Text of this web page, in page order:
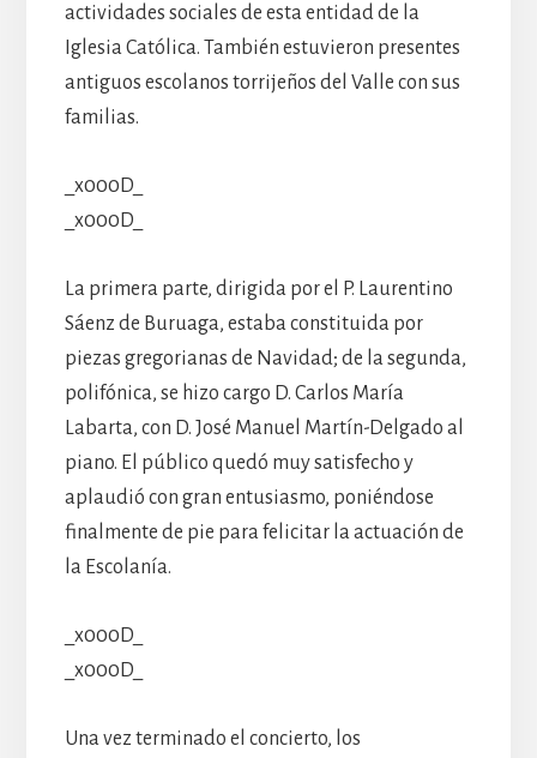
actividades sociales de esta entidad de la
Iglesia Católica. También estuvieron presentes
antiguos escolanos torrijeños del Valle con sus
familias.
_x000D_
_x000D_
La primera parte, dirigida por el P. Laurentino
Sáenz de Buruaga, estaba constituida por
piezas gregorianas de Navidad; de la segunda,
polifónica, se hizo cargo D. Carlos María
Labarta, con D. José Manuel Martín-Delgado al
piano. El público quedó muy satisfecho y
aplaudió con gran entusiasmo, poniéndose
finalmente de pie para felicitar la actuación de
la Escolanía.
_x000D_
_x000D_
Una vez terminado el concierto, los